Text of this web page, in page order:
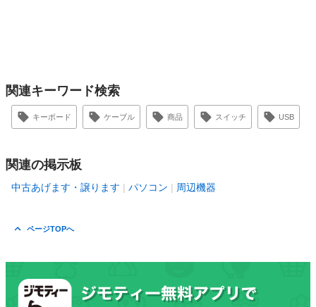
関連キーワード検索
キーボード ケーブル 商品 スイッチ USB
関連の掲示板
中古あげます・譲ります パソコン 周辺機器
ページTOPへ